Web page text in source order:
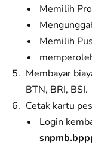
Memilih
Memilih
Membayar
BTN, BRI, BSI.
Cetak kartu
Login